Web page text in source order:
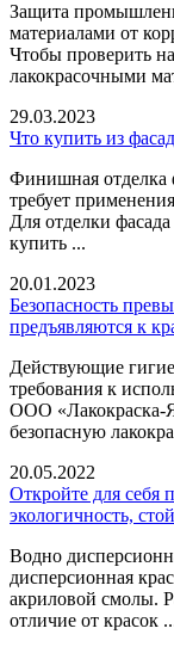
Защита
материалами от
Чтобы проверить
лакокрасочными
29.03.2023
Что купить из
Финишная отделка
требует
Для отделки
купить ...
20.01.2023
Безопасность
предъявляются к
Действующие
требования к
ООО «Лакокраска-
безопасную
20.05.2022
Откройте для себя
экологичность,
Водно
дисперсионная
акриловой смолы.
отличие от красок